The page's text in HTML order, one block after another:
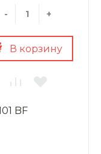
- +
В корзину
BF